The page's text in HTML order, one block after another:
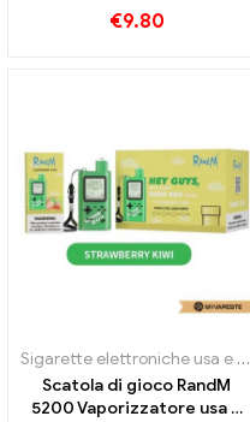
€9.80
Sigarette elettroniche usa e getta
Scatola di gioco RandM
5200 Vaporizzatore usa e